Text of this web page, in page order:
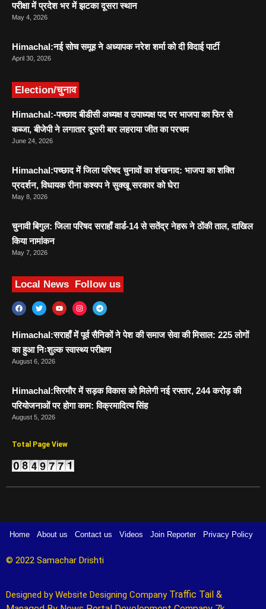
परीक्षा में प्रदेश भर में झटका दूसरा स्थान
May 4, 2026
Himachal:नई सोच समूह ने अध्यापक नरेश शर्मा को दी विदाई पार्टी
April 30, 2026
Election/चुनाव
Himachal:-पच्छाद बीडीसी अध्यक्ष व उपाध्यक्ष पद पर भाजपा का फिर से
कब्जा, बीजेपी ने लगातार दूसरी बार लहराया जीत का परचम
June 24, 2026
Himachal:पच्छाद में जिला परिषद चुनावों का शंखनाद: भाजपा का शक्ति
प्रदर्शन, विधायक रीना कश्यप ने सुक्खू सरकार को घेरा
May 8, 2026
चुनावी बिगुल: जिला परिषद सराहाँ वार्ड-14 से सतेंद्र नेहरू ने ठोंकी ताल, दाखिल
किया नामांकन
May 7, 2026
Local News Follow us
Himachal:सराहाँ में पूर्व सैनिकों ने पेश की समाज सेवा की मिसाल: 225 लोगों
का हुआ निःशुल्क स्वास्थ्य परीक्षण
August 6, 2026
Himachal:सिरमौर में सड़क विकास को मिलेगी नई रफ्तार, 244 करोड़ की
परियोजनाओं पर होगा काम: विक्रमादित्य सिंह
August 5, 2026
Total Page View
Home About us Contact us Videos Join Reporter Privacy Policy
© 2022 Samachar Drishti
Designed by Website Designing Company Traffic Tail &